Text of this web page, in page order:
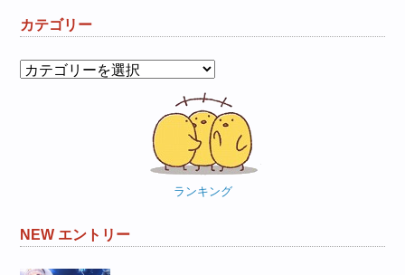
カテゴリー
カ
ランキング
NEW エントリー